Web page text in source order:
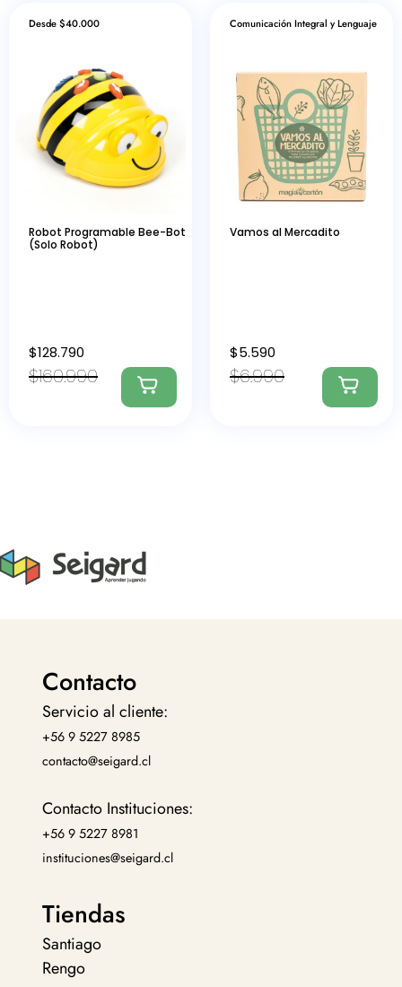
Desde $40.000
Robot Programable Bee-Bot
(Solo Robot)
$160.990
$128.790
Comunicación Integral y Lenguaje
Vamos al Mercadito
$6.990
$5.590
Contacto
Servicio al cliente:
+56 9 5227 8985
contacto@seigard.cl
Contacto Instituciones:
+56 9 5227 8981
instituciones@seigard.cl
Tiendas
Santiago
Rengo